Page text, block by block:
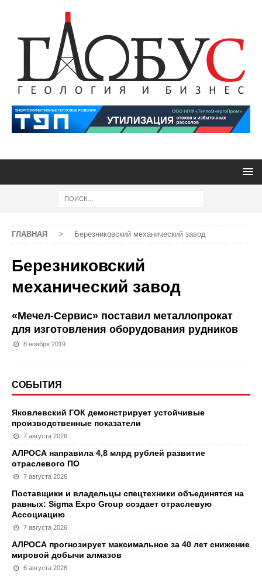
ГЛАВНАЯ > Березниковский механический завод
Березниковский
механический завод
«Мечел-Сервис» поставил металлопрокат
для изготовления оборудования рудников
8 ноября 2019
СОБЫТИЯ
Яковлевский ГОК демонстрирует устойчивые
производственные показатели
7 августа 2026
АЛРОСА направила 4,8 млрд рублей развитие
отраслевого ПО
7 августа 2026
Поставщики и владельцы спецтехники объединятся на
равных: Sigma Expo Group создает отраслевую
Ассоциацию
7 августа 2026
АЛРОСА прогнозирует максимальное за 40 лет снижение
мировой добычи алмазов
6 августа 2026